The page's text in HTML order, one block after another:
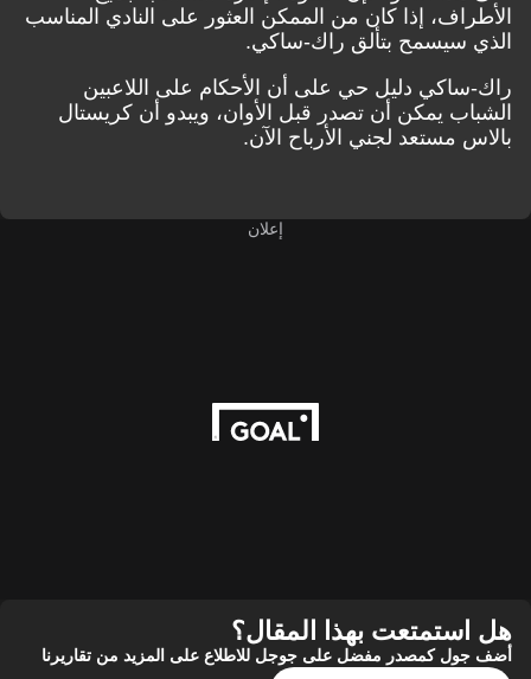
إذا كان من الممكن العثور على النادي المناسب
بتألق راك-ساكي.
دليل حي على أن الأحكام على اللاعبين
يمكن أن تصدر قبل الأوان، ويبدو أن كريستال
مستعد لجني الأرباح الآن.
بهذا المقال؟
كمصدر مفضل على جوجل للاطلاع على المزيد من تقاريرنا